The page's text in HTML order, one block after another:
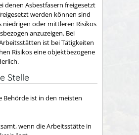
denen Asbestfasern freigesetzt
werden können sind
niedrigen oder mittleren Risikos
anzuzeigen. Bei
ist bei Tätigkeiten
Risikos eine objektbezogene
Stelle
Behörde ist in den meisten
wenn die Arbeitsstätte in